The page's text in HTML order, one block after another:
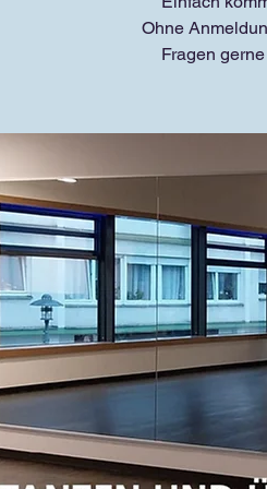
Ohne
Fragen